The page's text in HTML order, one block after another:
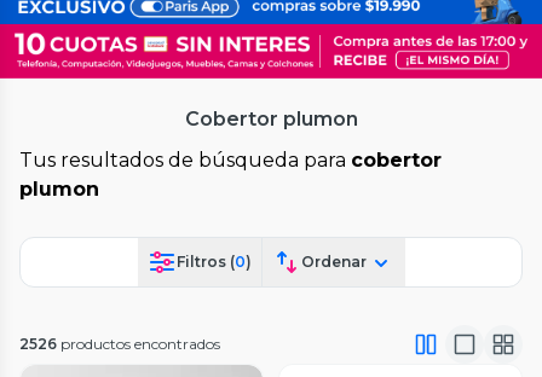
Cobertor plumon
Tus resultados de búsqueda para cobertor
plumon
Filtros (0) Ordenar
2526 productos encontrados